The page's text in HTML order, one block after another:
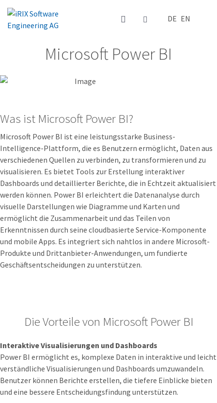
Sprache
DE EN
Microsoft Power BI
Was ist Microsoft Power BI?
Microsoft Power BI ist eine leistungsstarke Business-
Intelligence-Plattform, die es Benutzern ermöglicht, Daten aus
verschiedenen Quellen zu verbinden, zu transformieren und zu
visualisieren. Es bietet Tools zur Erstellung interaktiver
Dashboards und detaillierter Berichte, die in Echtzeit aktualisiert
werden können. Power BI erleichtert die Datenanalyse durch
visuelle Darstellungen wie Diagramme und Karten und
ermöglicht die Zusammenarbeit und das Teilen von
Erkenntnissen durch seine cloudbasierte Service-Komponente
und mobile Apps. Es integriert sich nahtlos in andere Microsoft-
Produkte und Drittanbieter-Anwendungen, um fundierte
Geschäftsentscheidungen zu unterstützen.
Die Vorteile von Microsoft Power BI
Interaktive Visualisierungen und Dashboards
Power BI ermöglicht es, komplexe Daten in interaktive und leicht
verständliche Visualisierungen und Dashboards umzuwandeln.
Benutzer können Berichte erstellen, die tiefere Einblicke bieten
und eine bessere Entscheidungsfindung unterstützen.